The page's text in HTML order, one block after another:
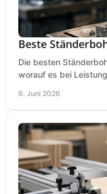
Beste
Die besten
worauf es bei
6. Juni 2026